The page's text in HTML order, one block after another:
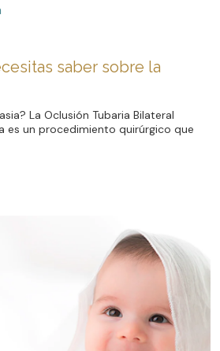
saber sobre la
La Oclusión Tubaria Bilateral
es un procedimiento quirúrgico que